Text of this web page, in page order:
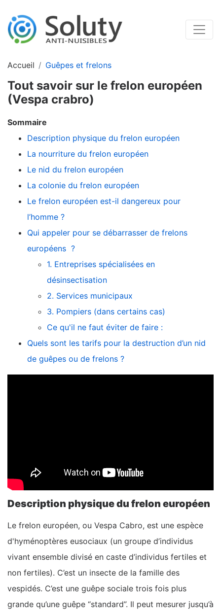
Accueil Guêpes et frelons
Tout savoir sur le frelon européen
(Vespa crabro)
Sommaire
Description physique du frelon européen
La nourriture du frelon européen
Le nid du frelon européen
La colonie du frelon européen
Le frelon européen est-il dangereux pour
l’homme ?
Qui appeler pour se débarrasser de frelons
européens ?
1. Entreprises spécialisées en
désinsectisation
2. Services municipaux
3. Pompiers (dans certains cas)
Ce qu'il ne faut éviter de faire :
Quels sont les tarifs pour la destruction d’un nid
de guêpes ou de frelons ?
Description physique du frelon européen
Le frelon européen, ou Vespa Cabro, est une espèce
d'hyménoptères eusociaux (un groupe d’individus
vivant ensemble divisé en caste d’individus fertiles et
non fertiles). C’est un insecte de la famille des
vespidés. C’est une guêpe sociale trois fois plus
grande qu’une guêpe “standard”. Il peut mesurer jusqu’à